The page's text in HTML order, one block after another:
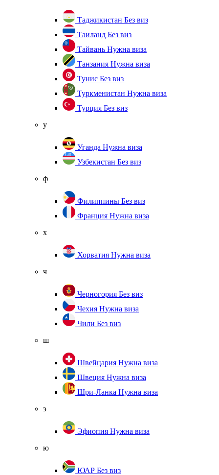
Таджикистан Без виз
Таиланд Без виз
Тайвань Нужна виза
Танзания Нужна виза
Тунис Без виз
Туркменистан Нужна виза
Турция Без виз
у
Уганда Нужна виза
Узбекистан Без виз
ф
Филиппины Без виз
Франция Нужна виза
х
Хорватия Нужна виза
ч
Черногория Без виз
Чехия Нужна виза
Чили Без виз
ш
Швейцария Нужна виза
Швеция Нужна виза
Шри-Ланка Нужна виза
э
Эфиопия Нужна виза
ю
ЮАР Без виз